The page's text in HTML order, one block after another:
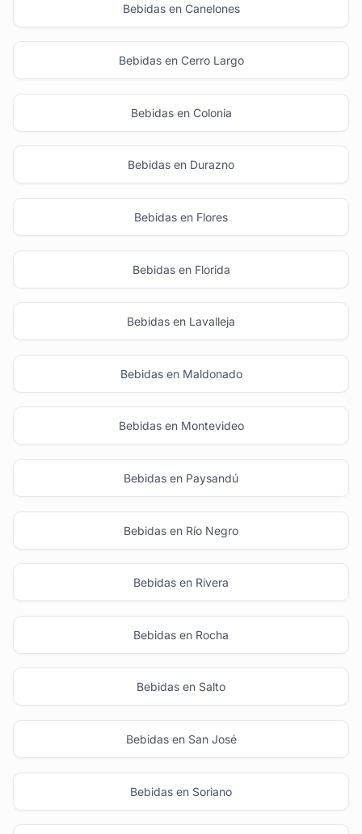
Bebidas en Canelones
Bebidas en Cerro Largo
Bebidas en Colonia
Bebidas en Durazno
Bebidas en Flores
Bebidas en Florida
Bebidas en Lavalleja
Bebidas en Maldonado
Bebidas en Montevideo
Bebidas en Paysandú
Bebidas en Río Negro
Bebidas en Rivera
Bebidas en Rocha
Bebidas en Salto
Bebidas en San José
Bebidas en Soriano